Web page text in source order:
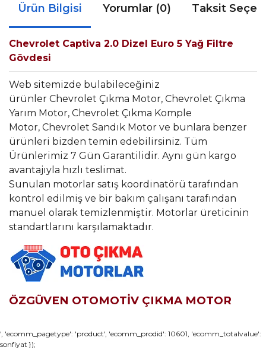
Ürün Bilgisi Yorumlar (0) Taksit
Chevrolet Captiva 2.0 Dizel Euro 5 Yağ Filtre
Gövdesi
Web sitemizde bulabileceğiniz
ürünler Chevrolet Çıkma Motor, Chevrolet Çıkma
Yarım Motor, Chevrolet Çıkma Komple
Motor, Chevrolet Sandık Motor ve bunlara benzer
ürünleri bizden temin edebilirsiniz. Tüm
Ürünlerimiz 7 Gün Garantilidir. Aynı gün kargo
avantajıyla hızlı teslimat.
Sunulan motorlar satış koordinatörü tarafından
kontrol edilmiş ve bir bakım çalışanı tarafından
manuel olarak temizlenmiştir. Motorlar üreticinin
standartlarını karşılamaktadır.
ÖZGÜVEN OTOMOTİV ÇIKMA MOTOR
Bu ürünün fiyat bilgisi, resim, ürün açıklamalarında ve diğer
konularda yetersiz gördüğünüz noktaları öneri formunu
', 'ecomm_pagetype': 'product', 'ecomm_prodid': 10601, 'ecomm_totalvalue':
sonfiyat });